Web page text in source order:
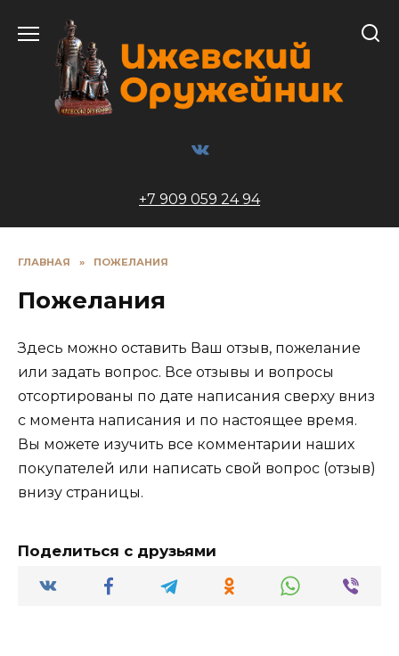
содержанию
+7 909 059 24 94
ГЛАВНАЯ » ПОЖЕЛАНИЯ
Пожелания
Здесь можно оставить Ваш отзыв, пожелание
или задать вопрос. Все отзывы и вопросы
отсортированы по дате написания сверху вниз
с момента написания и по настоящее время.
Вы можете изучить все комментарии наших
покупателей или написать свой вопрос (отзыв)
внизу страницы.
Поделиться с друзьями